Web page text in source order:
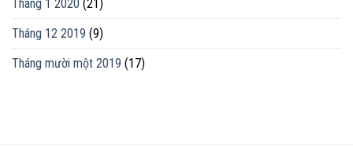
Tháng 1 2020 (21)
Tháng 12 2019 (9)
Tháng mười một 2019 (17)